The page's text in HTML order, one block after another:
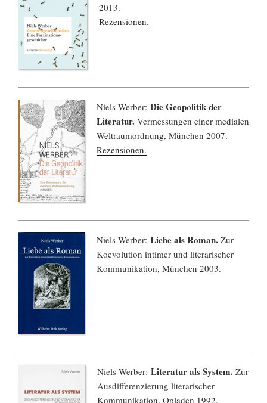
2013.
Rezensionen.
Niels Werber: Die Geopolitik der
Literatur. Vermessungen einer medialen
Weltraumordnung, München 2007.
Rezensionen.
Niels Werber: Liebe als Roman. Zur
Koevolution intimer und literarischer
Kommunikation, München 2003.
Niels Werber: Literatur als System. Zur
Ausdifferenzierung literarischer
Kommunikation, Opladen 1992.